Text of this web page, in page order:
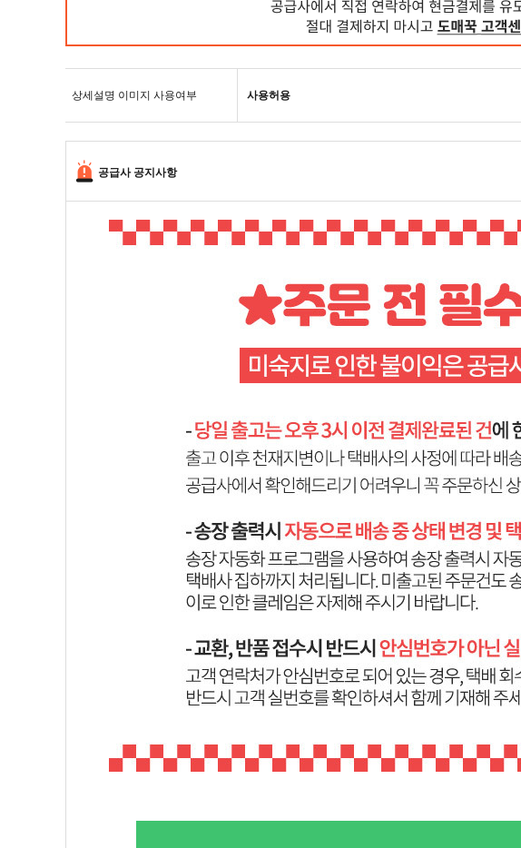
상세설명 이미지 사용여부 사용허용
공급사 공지사항